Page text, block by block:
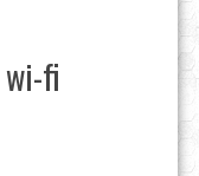
wi-fi